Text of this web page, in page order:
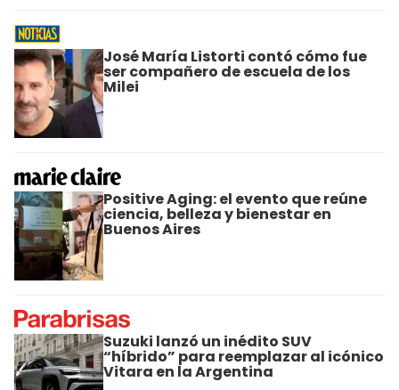
José María Listorti contó cómo fue
ser compañero de escuela de los
Milei
Positive Aging: el evento que reúne
ciencia, belleza y bienestar en
Buenos Aires
Suzuki lanzó un inédito SUV
“híbrido” para reemplazar al icónico
Vitara en la Argentina